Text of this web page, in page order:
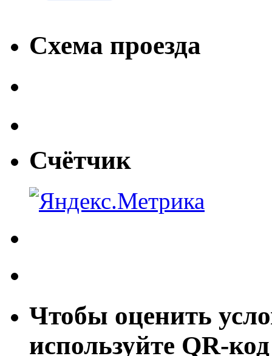
Схема проезда
Счётчик
Чтобы оценить
используйте QR-код